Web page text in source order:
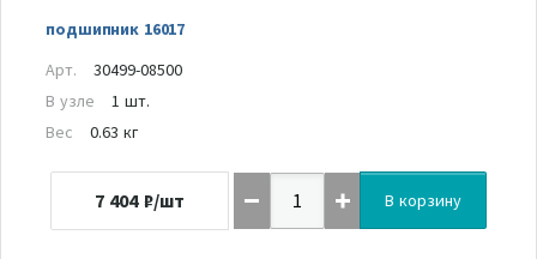
подшипник 16017
Арт.
30499-08500
В узле
1 шт.
Вес
0.63 кг
7 404 ₽/шт В корзину